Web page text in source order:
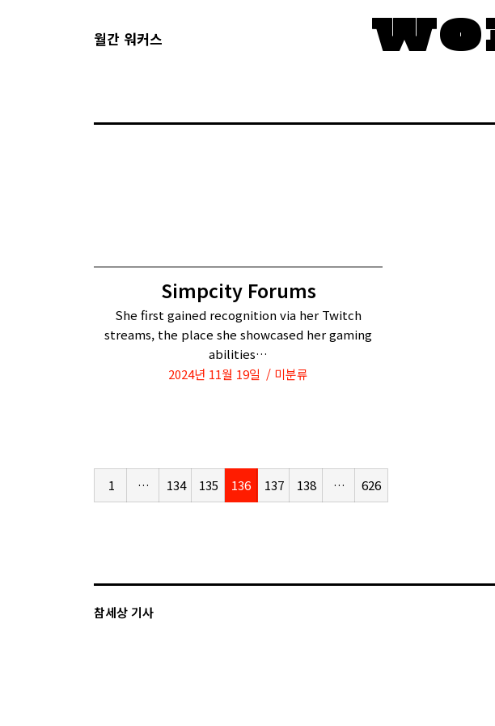
월간 워커스
Simpcity Forums
She first gained recognition via her Twitch
streams, the place she showcased her gaming
abilities…
2024년 11월 19일
미분류
1 … 134 135 136 137 138 … 626
참세상 기사